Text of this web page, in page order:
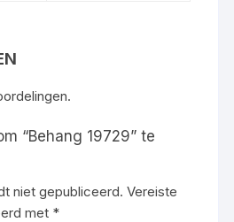
“Behang 19729” te
niet gepubliceerd. Vereiste
met *